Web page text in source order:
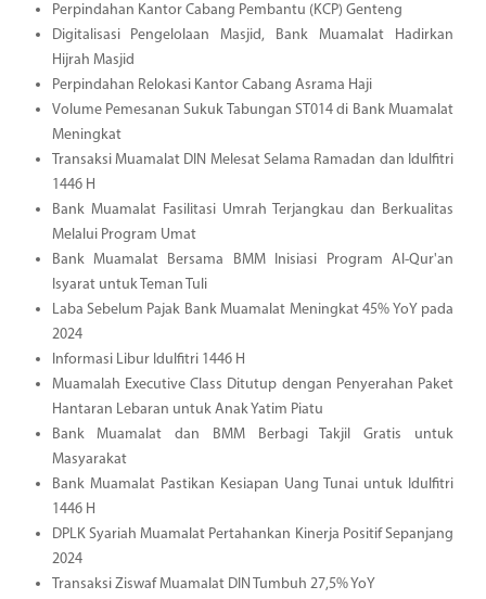
Perpindahan Kantor Cabang Pembantu (KCP) Genteng
Digitalisasi Pengelolaan Masjid, Bank Muamalat Hadirkan
Hijrah Masjid
Perpindahan Relokasi Kantor Cabang Asrama Haji
Volume Pemesanan Sukuk Tabungan ST014 di Bank Muamalat
Meningkat
Transaksi Muamalat DIN Melesat Selama Ramadan dan Idulfitri
1446 H
Bank Muamalat Fasilitasi Umrah Terjangkau dan Berkualitas
Melalui Program Umat
Bank Muamalat Bersama BMM Inisiasi Program Al-Qur'an
Isyarat untuk Teman Tuli
Laba Sebelum Pajak Bank Muamalat Meningkat 45% YoY pada
2024
Informasi Libur Idulfitri 1446 H
Muamalah Executive Class Ditutup dengan Penyerahan Paket
Hantaran Lebaran untuk Anak Yatim Piatu
Bank Muamalat dan BMM Berbagi Takjil Gratis untuk
Masyarakat
Bank Muamalat Pastikan Kesiapan Uang Tunai untuk Idulfitri
1446 H
DPLK Syariah Muamalat Pertahankan Kinerja Positif Sepanjang
2024
Transaksi Ziswaf Muamalat DIN Tumbuh 27,5% YoY